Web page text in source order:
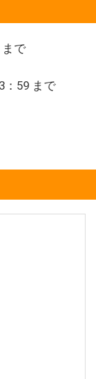
で
：59 まで